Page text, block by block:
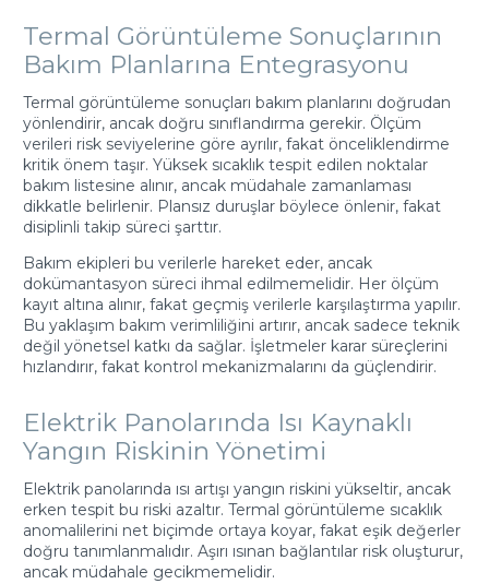
Termal Görüntüleme Sonuçlarının
Bakım Planlarına Entegrasyonu
Termal görüntüleme sonuçları bakım planlarını doğrudan
yönlendirir, ancak doğru sınıflandırma gerekir. Ölçüm
verileri risk seviyelerine göre ayrılır, fakat önceliklendirme
kritik önem taşır. Yüksek sıcaklık tespit edilen noktalar
bakım listesine alınır, ancak müdahale zamanlaması
dikkatle belirlenir. Plansız duruşlar böylece önlenir, fakat
disiplinli takip süreci şarttır.
Bakım ekipleri bu verilerle hareket eder, ancak
dokümantasyon süreci ihmal edilmemelidir. Her ölçüm
kayıt altına alınır, fakat geçmiş verilerle karşılaştırma yapılır.
Bu yaklaşım bakım verimliliğini artırır, ancak sadece teknik
değil yönetsel katkı da sağlar. İşletmeler karar süreçlerini
hızlandırır, fakat kontrol mekanizmalarını da güçlendirir.
Elektrik Panolarında Isı Kaynaklı
Yangın Riskinin Yönetimi
Elektrik panolarında ısı artışı yangın riskini yükseltir, ancak
erken tespit bu riski azaltır. Termal görüntüleme sıcaklık
anomalilerini net biçimde ortaya koyar, fakat eşik değerler
doğru tanımlanmalıdır. Aşırı ısınan bağlantılar risk oluşturur,
ancak müdahale gecikmemelidir.